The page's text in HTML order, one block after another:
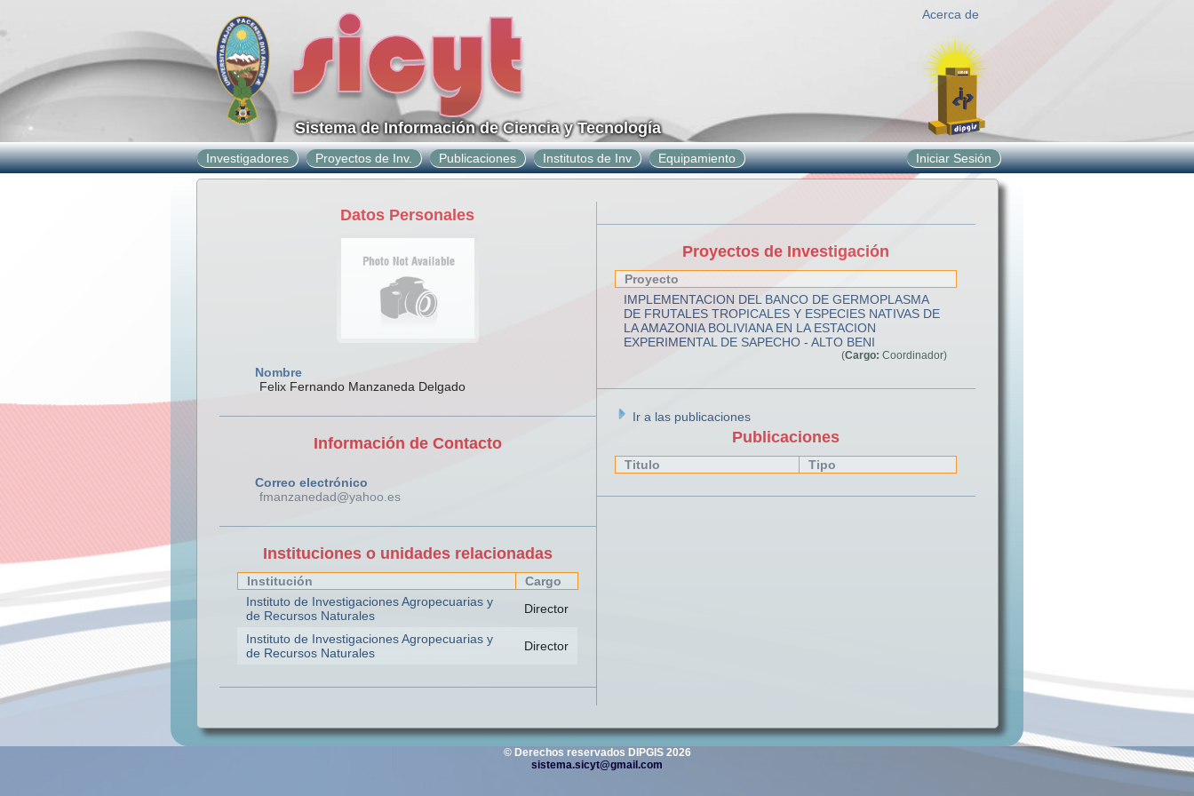
Acerca de
Sistema de Información de Ciencia y Tecnología
Investigadores Proyectos de Inv. Publicaciones Institutos de Inv Equipamiento Iniciar Sesión
Datos Personales
Nombre
Felix Fernando Manzaneda Delgado
Información de Contacto
Correo electrónico
fmanzanedad@yahoo.es
Instituciones o unidades relacionadas
Institución
Cargo
Instituto de Investigaciones Agropecuarias y
de Recursos Naturales
Director
Instituto de Investigaciones Agropecuarias y
de Recursos Naturales
Director
Proyectos de Investigación
Proyecto
IMPLEMENTACION DEL BANCO DE GERMOPLASMA
DE FRUTALES TROPICALES Y ESPECIES NATIVAS DE
LA AMAZONIA BOLIVIANA EN LA ESTACION
EXPERIMENTAL DE SAPECHO - ALTO BENI
(Cargo: Coordinador)
Ir a las publicaciones
Publicaciones
Titulo Tipo
© Derechos reservados DIPGIS 2026
sistema.sicyt@gmail.com